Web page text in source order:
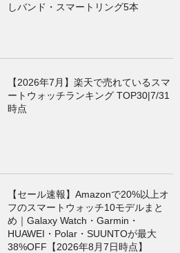
しバンド・スマートリング5本
【2026年7月】楽天で売れているスマ
ートウォッチランキング TOP30|7/31
時点
【セール速報】Amazonで20%以上オ
フのスマートウォッチ10モデルまと
め｜Galaxy Watch・Garmin・
HUAWEI・Polar・SUUNTOが最大
38%OFF【2026年8月7日時点】